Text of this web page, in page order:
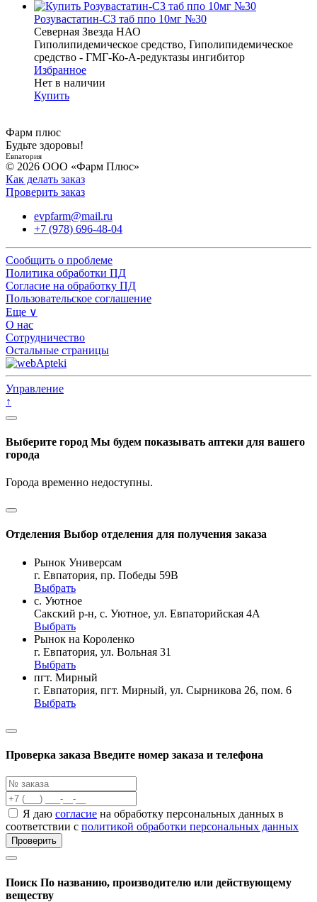
Розувастатин-СЗ таб ппо 10мг №30
Северная Звезда НАО
Гиполипидемическое средство, Гиполипидемическое
средство - ГМГ-Ко-А-редуктазы ингибитор
Избранное
Нет в наличии
Купить
Фарм плюс
Будьте здоровы!
Евпатория
© 2026 ООО «Фарм Плюс»
Как делать заказ
Проверить заказ
evpfarm@mail.ru
+7 (978) 696-48-04
Сообщить о проблеме
Политика обработки ПД
Согласие на обработку ПД
Пользовательское соглашение
Еще ∨
О нас
Сотрудничество
Остальные страницы
Управление
↑
Выберите город Мы будем показывать аптеки для вашего
города
Города временно недоступны.
Отделения Выбор отделения для получения заказа
Рынок Универсам
г. Евпатория, пр. Победы 59В
Выбрать
с. Уютное
Сакский р-н, с. Уютное, ул. Евпаторийская 4А
Выбрать
Рынок на Короленко
г. Евпатория, ул. Вольная 31
Выбрать
пгт. Мирный
г. Евпатория, пгт. Мирный, ул. Сырникова 26, пом. 6
Выбрать
Проверка заказа Введите номер заказа и телефона
Я даю согласие на обработку персональных данных в
соответствии с политикой обработки персональных данных
Проверить
Поиск По названию, производителю или действующему
веществу